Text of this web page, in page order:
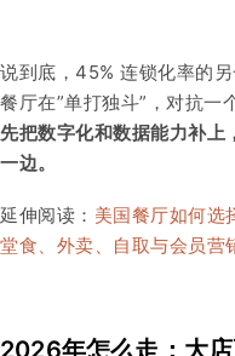
说到底，45% 连锁化率的
餐厅在”单打独斗”，对抗一
先把数字化和数据能力补上
一边。
延伸阅读： 美国餐厅如何选
堂食、外卖、自取与会员营
2026年怎么走：大